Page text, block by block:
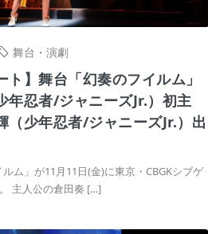
舞台・演劇
ト】舞台「幻奏のフイルム」
年忍者/ジャニーズJr.）初主
（少年忍者/ジャニーズJr.）出
ム」が11月11日(金)に東京・CBGKシブゲ
主人公の倉田奏 […]